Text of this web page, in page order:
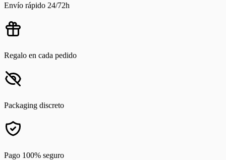
Envío rápido 24/72h
Regalo en cada pedido
Packaging discreto
Pago 100% seguro